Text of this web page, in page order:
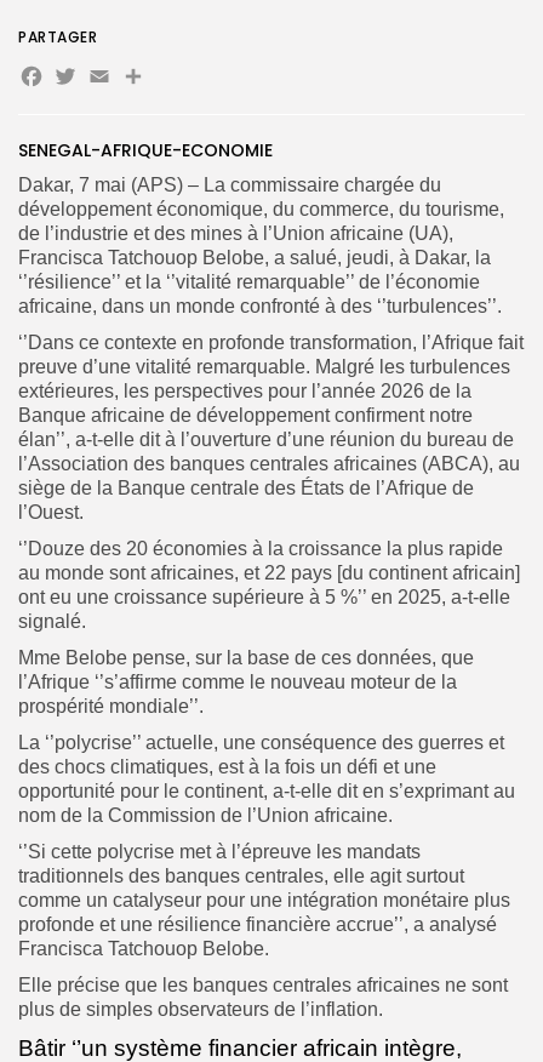
Search
for:
Search
Button
FR
SENEGAL-AFRIQUE-ECONOMIE
Dakar, 7 mai (APS) – La commissaire chargée du
développement économique, du commerce, du tourisme,
de l’industrie et des mines à l’Union africaine (UA),
Francisca Tatchouop Belobe, a salué, jeudi, à Dakar, la
‘’résilience’’ et la ‘’vitalité remarquable’’ de l’économie
africaine, dans un monde confronté à des ‘’turbulences’’.
‘’Dans ce contexte en profonde transformation, l’Afrique fait
preuve d’une vitalité remarquable. Malgré les turbulences
extérieures, les perspectives pour l’année 2026 de la
Banque africaine de développement confirment notre
élan’’, a-t-elle dit à l’ouverture d’une réunion du bureau de
l’Association des banques centrales africaines (ABCA), au
siège de la Banque centrale des États de l’Afrique de
l’Ouest.
‘’Douze des 20 économies à la croissance la plus rapide
au monde sont africaines, et 22 pays [du continent africain]
ont eu une croissance supérieure à 5 %’’ en 2025, a-t-elle
signalé.
Mme Belobe pense, sur la base de ces données, que
l’Afrique ‘’s’affirme comme le nouveau moteur de la
prospérité mondiale’’.
La ‘’polycrise’’ actuelle, une conséquence des guerres et
des chocs climatiques, est à la fois un défi et une
opportunité pour le continent, a-t-elle dit en s’exprimant au
nom de la Commission de l’Union africaine.
‘’Si cette polycrise met à l’épreuve les mandats
traditionnels des banques centrales, elle agit surtout
comme un catalyseur pour une intégration monétaire plus
profonde et une résilience financière accrue’’, a analysé
Francisca Tatchouop Belobe.
Elle précise que les banques centrales africaines ne sont
plus de simples observateurs de l’inflation.
Bâtir ‘’un système financier africain intègre,
PARTAGER
Facebook
Twitter
EmailPartager